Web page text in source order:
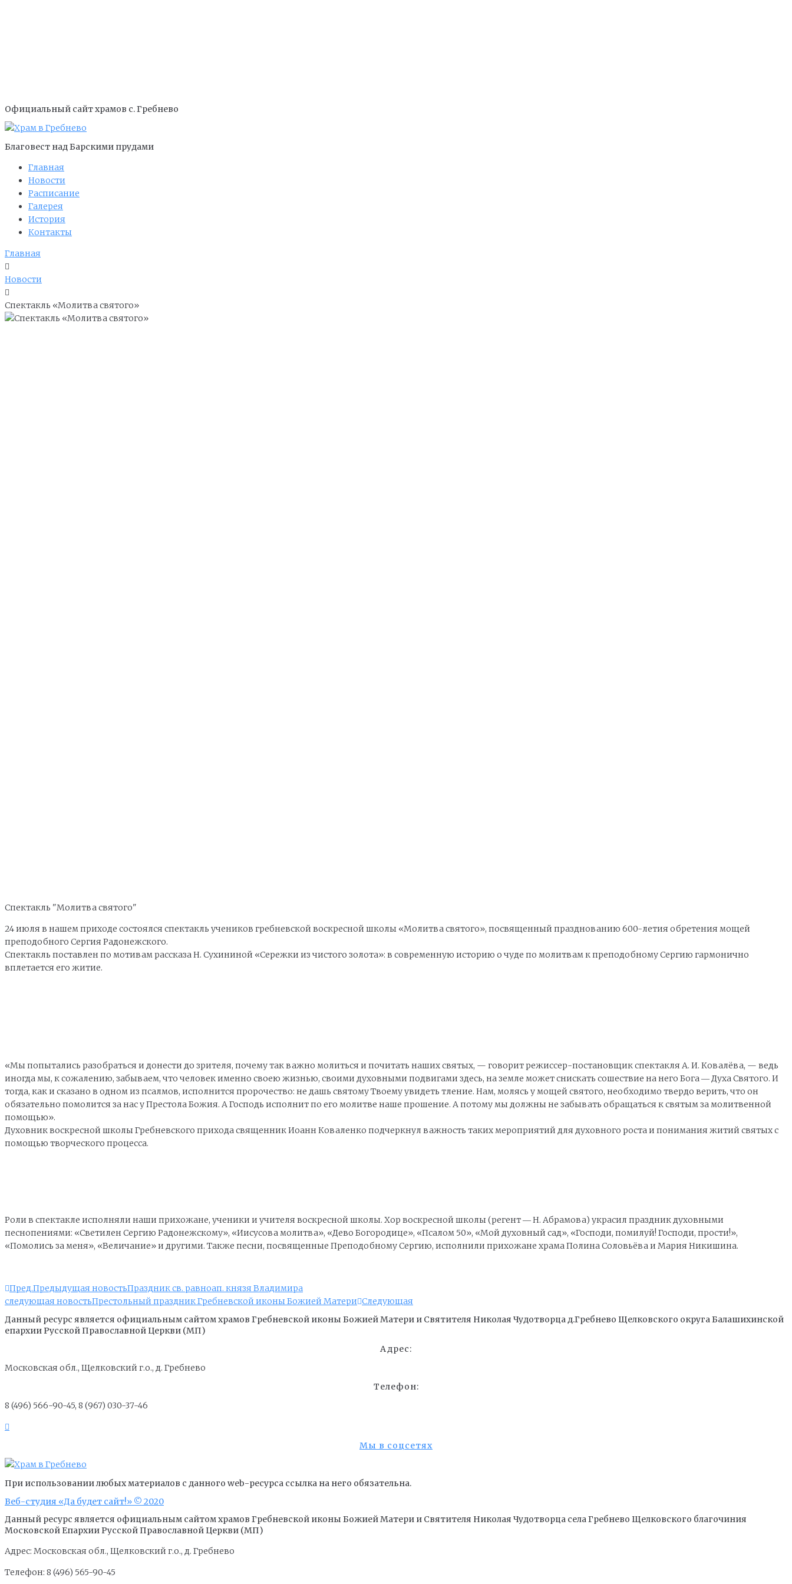
Официальный сайт храмов с. Гребнево
Благовест над Барскими прудами
Главная
Новости
Расписание
Галерея
История
Контакты
Главная
Новости
Спектакль «Молитва святого»
Спектакль "Молитва святого"
24 июля в нашем приходе состоялся спектакль учеников гребневской воскресной школы «Молитва святого», посвященный празднованию 600-летия обретения мощей
преподобного Сергия Радонежского.
Спектакль поставлен по мотивам рассказа Н. Сухининой «Сережки из чистого золота»: в современную историю о чуде по молитвам к преподобному Сергию гармонично
вплетается его житие.
«Мы попытались разобраться и донести до зрителя, почему так важно молиться и почитать наших святых, — говорит режиссер-постановщик спектакля А. И. Ковалёва, — ведь
иногда мы, к сожалению, забываем, что человек именно своею жизнью, своими духовными подвигами здесь, на земле может снискать сошествие на него Бога ― Духа Святого. И
тогда, как и сказано в одном из псалмов, исполнится пророчество: не дашь святому Твоему увидеть тление. Нам, молясь у мощей святого, необходимо твердо верить, что он
обязательно помолится за нас у Престола Божия. А Господь исполнит по его молитве наше прошение. А потому мы должны не забывать обращаться к святым за молитвенной
помощью».
Духовник воскресной школы Гребневского прихода священник Иоанн Коваленко подчеркнул важность таких мероприятий для духовного роста и понимания житий святых с
помощью творческого процесса.
Роли в спектакле исполняли наши прихожане, ученики и учителя воскресной школы. Хор воскресной школы (регент ― Н. Абрамова) украсил праздник духовными
песнопениями: «Светилен Сергию Радонежскому», «Иисусова молитва», «Дево Богородице», «Псалом 50», «Мой духовный сад», «Господи, помилуй! Господи, прости!»,
«Помолись за меня», «Величание» и другими. Также песни, посвященные Преподобному Сергию, исполнили прихожане храма Полина Соловьёва и Мария Никишина.
Пред.Предыдущая новостьПраздник св. равноап. князя Владимира
следующая новостьПрестольный праздник Гребневской иконы Божией Матери Следующая
Данный ресурс является официальным сайтом храмов Гребневской иконы Божией Матери и Cвятителя Николая Чудотворца д.Гребнево Щелковского округа Балашихинской
епархии Русской Православной Церкви (МП)
Адрес:
Московская обл., Щелковский г.о., д. Гребнево
Телефон:
8 (496) 566-90-45, 8 (967) 030-37-46
Мы в соцсетях
При использовании любых материалов с данного web-ресурса ссылка на него обязательна.
Веб-студия «Да будет сайт!» © 2020
Данный ресурс является официальным сайтом храмов Гребневской иконы Божией Матери и Cвятителя Николая Чудотворца села Гребнево Щелковского благочиния
Московской Епархии Русской Православной Церкви (МП)
Адрес: Московская обл., Щелковский г.о., д. Гребнево
Телефон: 8 (496) 565-90-45